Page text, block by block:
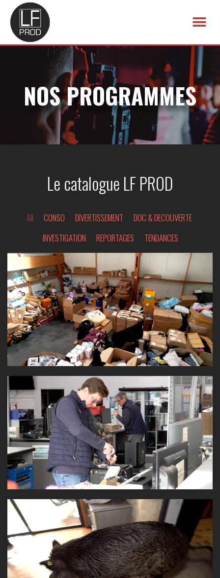
contenu
NOS PROGRAMMES
Le catalogue LF PROD
All CONSO DIVERTISSEMENT
DOC & DECOUVERTE
INVESTIGATION
REPORTAGES TENDANCES